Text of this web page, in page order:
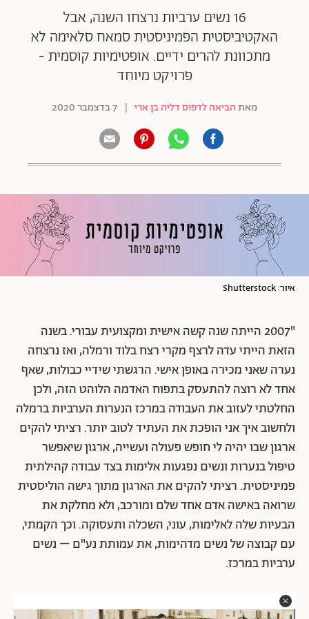
16 נשים ערביות נרצחו השנה, אבל
האקטיביסטית הפמיניסטית סמאח סלאימה לא
מתכוונת להרים ידיים. אופטימיות קוסמית -
פרויקט מיוחד
מאתהביאה לדפוס דליה בן ארי | 7 בדצמבר 2020
איור: Shutterstock
"2007 הייתה שנה קשה אישית ומקצועית עבורי. בשנה
הזאת הייתי עדה לרצף מקרי רצח בלוד ורמלה, ואז נרצחה
נערה שאני מכירה באופן אישי. הרגשתי שידיי כבולות, שאף
אחד לא רוצה להתעסק בתפוח האדמה הלוהט הזה, ולכן
החלטתי לעזוב את העבודה במרכז הנערות הערביות ברמלה
ולחשוב איך אני הופכת את העתיד לטוב יותר. רציתי להקים
ארגון שבו יהיה לי חופש פעולה ועשייה, ארגון שיאפשר
טיפול בנערות ונשים נפגעות אלימות בצד עבודה קהילתית
פמיניסטית. רציתי להקים את הארגון מתוך גישה הוליסטית
שרואה באישה אדם אחד שלם ומורכב, ולא מחלקת את
הבעיות שלה לאלימות, עוני, השכלה ותעסוקה. וכך הקמתי,
עם קבוצה של נשים מדהימות, את עמותת נע"ם – נשים
ערביות במרכז.